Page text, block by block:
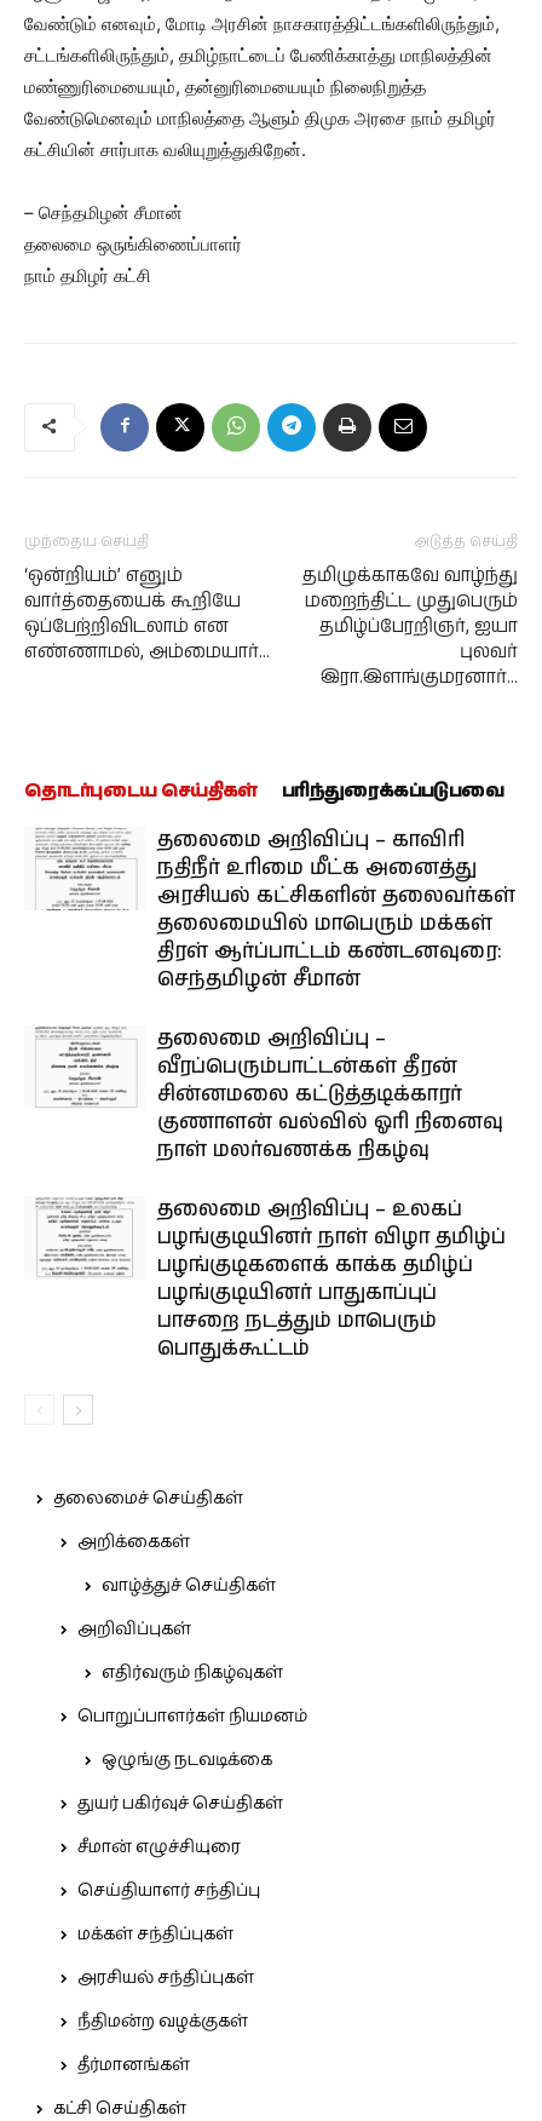
வேண்டும் எனவும், மோடி அரசின் நாசகாரத்திட்டங்களிலிருந்தும்,
சட்டங்களிலிருந்தும், தமிழ்நாட்டைப் பேணிக்காத்து மாநிலத்தின்
மண்ணுரிமையையும், தன்னுரிமையையும் நிலைநிறுத்த
வேண்டுமெனவும் மாநிலத்தை ஆளும் திமுக அரசை நாம் தமிழர்
கட்சியின் சார்பாக வலியுறுத்துகிறேன்.
– செந்தமிழன் சீமான்
தலைமை ஒருங்கிணைப்பாளர்
நாம் தமிழர் கட்சி
முந்தைய செய்தி
‘ஒன்றியம்’ எனும்
வார்த்தையைக் கூறியே
ஒப்பேற்றிவிடலாம் என
எண்ணாமல், அம்மையார்…
அடுத்த செய்தி
தமிழுக்காகவே வாழ்ந்து
மறைந்திட்ட முதுபெரும்
தமிழ்ப்பேரறிஞர், ஐயா
புலவர்
இரா.இளங்குமரனார்…
தொடர்புடைய செய்திகள் பரிந்துரைக்கப்படுபவை
தலைமை அறிவிப்பு – காவிரி
நதிநீர் உரிமை மீட்க அனைத்து
அரசியல் கட்சிகளின் தலைவர்கள்
தலைமையில் மாபெரும் மக்கள்
திரள் ஆர்ப்பாட்டம் கண்டனவுரை:
செந்தமிழன் சீமான்
தலைமை அறிவிப்பு –
வீரப்பெரும்பாட்டன்கள் தீரன்
சின்னமலை கட்டுத்தடிக்காரர்
குணாளன் வல்வில் ஓரி நினைவு
நாள் மலர்வணக்க நிகழ்வு
தலைமை அறிவிப்பு – உலகப்
பழங்குடியினர் நாள் விழா தமிழ்ப்
பழங்குடிகளைக் காக்க தமிழ்ப்
பழங்குடியினர் பாதுகாப்புப்
பாசறை நடத்தும் மாபெரும்
பொதுக்கூட்டம்
தலைமைச் செய்திகள்
அறிக்கைகள்
வாழ்த்துச் செய்திகள்
அறிவிப்புகள்
எதிர்வரும் நிகழ்வுகள்
பொறுப்பாளர்கள் நியமனம்
ஒழுங்கு நடவடிக்கை
துயர் பகிர்வுச் செய்திகள்
சீமான் எழுச்சியுரை
செய்தியாளர் சந்திப்பு
மக்கள் சந்திப்புகள்
அரசியல் சந்திப்புகள்
நீதிமன்ற வழக்குகள்
தீர்மானங்கள்
கட்சி செய்திகள்